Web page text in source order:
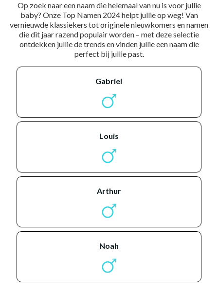
Op zoek naar een naam die helemaal van nu is voor jullie
baby? Onze Top Namen 2024 helpt jullie op weg! Van
vernieuwde klassiekers tot originele nieuwkomers en namen
die dit jaar razend populair worden – met deze selectie
ontdekken jullie de trends en vinden jullie een naam die
perfect bij jullie past.
gabriel
louis
arthur
noah